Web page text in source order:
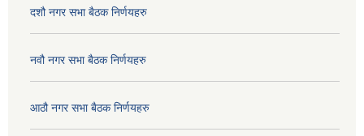
दशौ नगर सभा बैठक निर्णयहरु
नवौ नगर सभा बैठक निर्णयहरु
आठौ नगर सभा बैठक निर्णयहरु